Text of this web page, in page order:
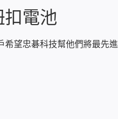
電池
希望忠碁科技幫他們將最先進